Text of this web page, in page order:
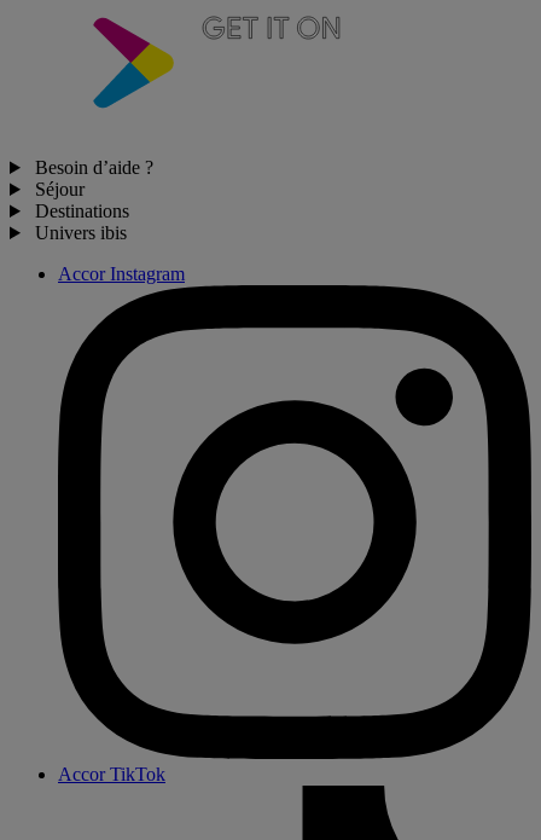
Besoin d’aide ?
Séjour
Destinations
Univers ibis
Accor Instagram
Accor TikTok